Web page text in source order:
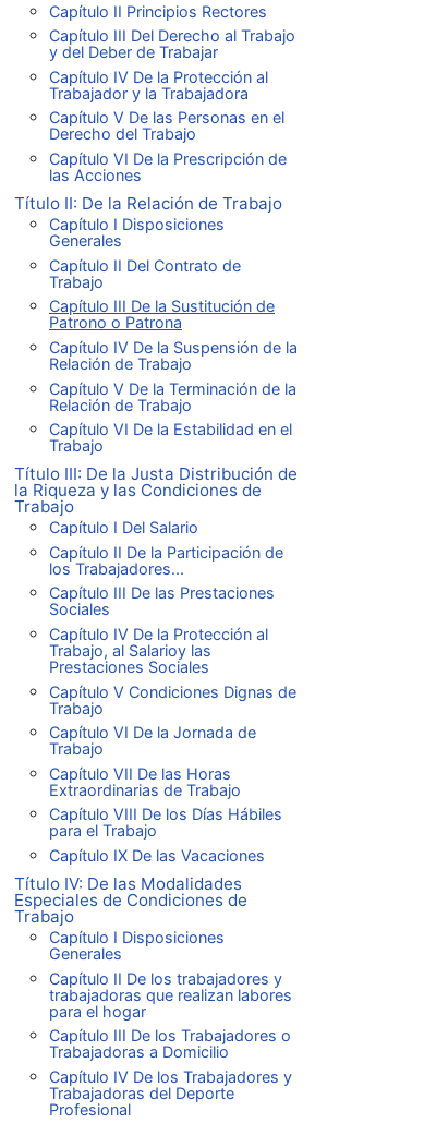
Capítulo II Principios Rectores
Capítulo III Del Derecho al Trabajo
y del Deber de Trabajar
Capítulo IV De la Protección al
Trabajador y la Trabajadora
Capítulo V De las Personas en el
Derecho del Trabajo
Capítulo VI De la Prescripción de
las Acciones
Título II: De la Relación de Trabajo
Capítulo I Disposiciones
Generales
Capítulo II Del Contrato de
Trabajo
Capítulo III De la Sustitución de
Patrono o Patrona
Capítulo IV De la Suspensión de la
Relación de Trabajo
Capítulo V De la Terminación de la
Relación de Trabajo
Capítulo VI De la Estabilidad en el
Trabajo
Título III: De la Justa Distribución de
la Riqueza y las Condiciones de
Trabajo
Capítulo I Del Salario
Capítulo II De la Participación de
los Trabajadores...
Capítulo III De las Prestaciones
Sociales
Capítulo IV De la Protección al
Trabajo, al Salarioy las
Prestaciones Sociales
Capítulo V Condiciones Dignas de
Trabajo
Capítulo VI De la Jornada de
Trabajo
Capítulo VII De las Horas
Extraordinarias de Trabajo
Capítulo VIII De los Días Hábiles
para el Trabajo
Capítulo IX De las Vacaciones
Título IV: De las Modalidades
Especiales de Condiciones de
Trabajo
Capítulo I Disposiciones
Generales
Capítulo II De los trabajadores y
trabajadoras que realizan labores
para el hogar
Capítulo III De los Trabajadores o
Trabajadoras a Domicilio
Capítulo IV De los Trabajadores y
Trabajadoras del Deporte
Profesional